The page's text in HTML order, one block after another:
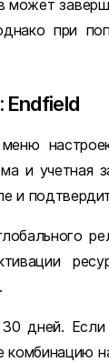
может
при
Endfield
и учетная
и
дней.